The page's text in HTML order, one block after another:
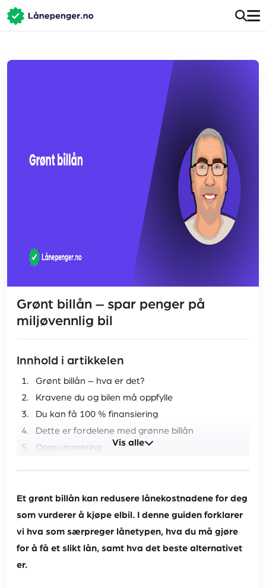
Grønt billån – spar penger på
miljøvennlig bil
Innhold i artikkelen
Grønt billån – hva er det?
Kravene du og bilen må oppfylle
Du kan få 100 % finansiering
Dette er fordelene med grønne billån
Oppsummering
Vis alle
Et grønt billån kan redusere lånekostnadene for deg
som vurderer å kjøpe elbil. I denne guiden forklarer
vi hva som særpreger lånetypen, hva du må gjøre
for å få et slikt lån, samt hva det beste alternativet
er.